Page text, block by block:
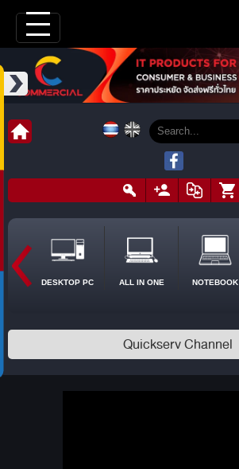
DESKTOP PC ALL IN ONE NOTEBOOK
Quickserv Channel